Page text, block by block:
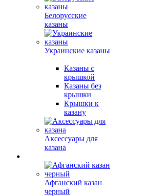
Белорусские
казаны
Украинские казаны
Казаны с
крышкой
Казаны без
крышки
Крышки к
казану
Аксессуары для
казана
Афганский казан
черный